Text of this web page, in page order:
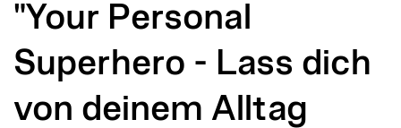
"Your Personal
Superhero - Lass dich
von deinem Alltag